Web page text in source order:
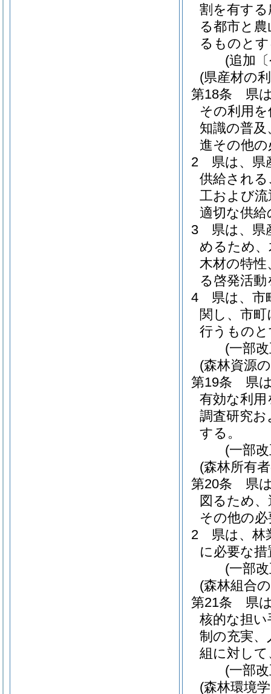
割を有す
る都市と
るものと
(追加
(県産材の
第18条
県
その利用
知識の普
進その他
2
県は、県
供給され
工および
適切な供
3
県は、県
めるため
木材の特
る啓発活
4
県は、市
関し、市
行うもの
(一部
(森林資源
第19条
県
有効な利
調査研究
する。
(一部
(森林所有
第20条
県
図るため
その他の
2
県は、林
に必要な
(一部
(森林組合
第21条
県
核的な担
制の充実
組に対し
(一部
(森林環境